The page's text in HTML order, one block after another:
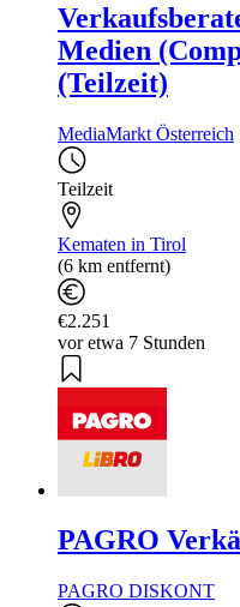
Medien
(Teilzeit)
MediaMarkt Österreich
Teilzeit
Kematen in Tirol
(6 km entfernt)
€2.251
vor etwa 7 Stunden
PAGRO
PAGRO DISKONT